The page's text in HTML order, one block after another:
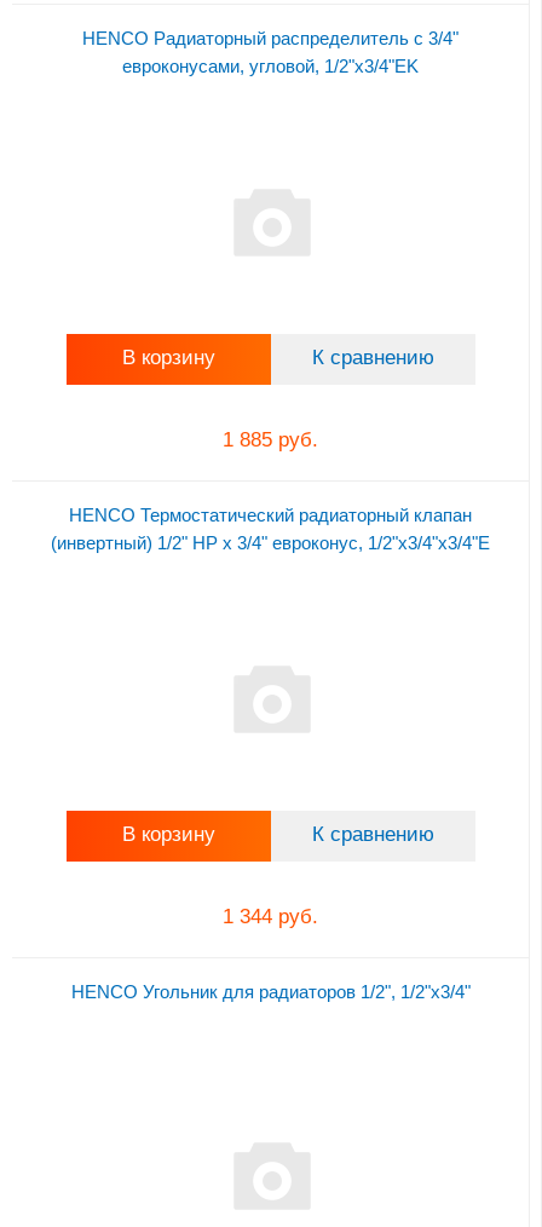
HENCO Радиаторный распределитель с 3/4"
евроконусами, угловой, 1/2"x3/4"EK
В корзину К сравнению
1 885 руб.
HENCO Термостатический радиаторный клапан
(инвертный) 1/2" НР x 3/4" евроконус, 1/2"x3/4"x3/4"E
В корзину К сравнению
1 344 руб.
HENCO Угольник для радиаторов 1/2", 1/2"x3/4"